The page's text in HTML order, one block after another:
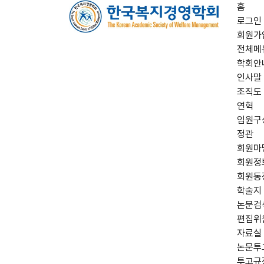
홈
로그인
회원가
전체메
학회안
인사말
조직도
연혁
임원구
정관
회원마
회원정
회원동
학술지
논문검
편집위
자료실
논문투
투고규